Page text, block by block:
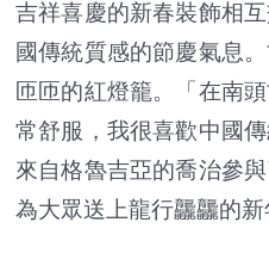
吉祥喜慶的新春裝飾相
國傳統質感的節慶氣息
匝匝的紅燈籠。「在南
常舒服，我很喜歡中國
來自格魯吉亞的喬治參
為大眾送上龍行龘龘的新